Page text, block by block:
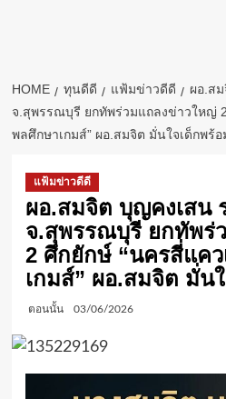
HOME ทุนดีดี แฟ้มข่าวดีดี
ผอ.ส
จ.สุพรรณบุรี ยกทัพร่วมแถลงข่าวใหญ่
พลศึกษาเกมส์” ผอ.สมจิต มั่นใจเด็กพร้
แฟ้มข่าวดีดี
ผอ.สมจิต บุญคงเสน
จ.สุพรรณบุรี ยกทัพร่
2 ศึกยักษ์ “นครสี่แค
เกมส์” ผอ.สมจิต มั่น
ตอนนั้น 03/06/2026